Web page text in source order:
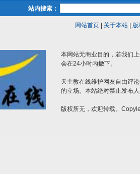
站内搜索：
网站首页| 关于本站| 版
本网站无商业目的，若我们
会在24小时内撤下。
天主教在线维护网友自由评
的立场。本站绝对禁止发布
版权所无，欢迎转载。